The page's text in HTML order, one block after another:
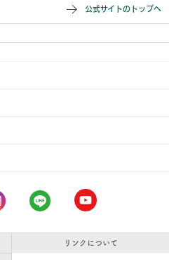
公式サイトのトップへ
リンクについて